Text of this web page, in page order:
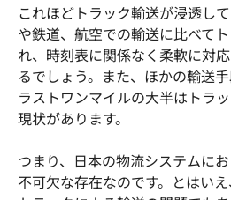
これほどトラック輸送が浸透し
や鉄道、航空での輸送に比べて
れ、時刻表に関係なく柔軟に対
るでしょう。また、ほかの輸送
ラストワンマイルの大半はトラ
現状があります。
つまり、日本の物流システムに
不可欠な存在なのです。とはい